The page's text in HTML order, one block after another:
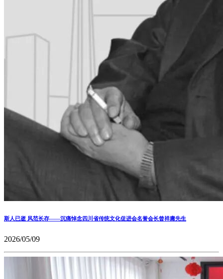
斯人已逝 风范长存——沉痛悼念四川省传统文化促进会名誉会长曾祥庸先生
2026/05/09